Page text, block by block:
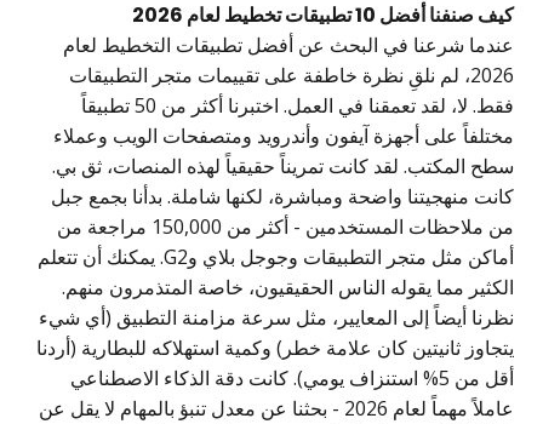
كيف صنفنا أفضل 10 تطبيقات تخطيط لعام 2026
عندما شرعنا في البحث عن أفضل تطبيقات التخطيط لعام
2026، لم نلقِ نظرة خاطفة على تقييمات متجر التطبيقات
فقط. لا، لقد تعمقنا في العمل. اختبرنا أكثر من 50 تطبيقاً
مختلفاً على أجهزة آيفون وأندرويد ومتصفحات الويب وعملاء
سطح المكتب. لقد كانت تمريناً حقيقياً لهذه المنصات، ثق بي.
كانت منهجيتنا واضحة ومباشرة، لكنها شاملة. بدأنا بجمع جبل
من ملاحظات المستخدمين - أكثر من 150,000 مراجعة من
أماكن مثل متجر التطبيقات وجوجل بلاي وG2. يمكنك أن تتعلم
الكثير مما يقوله الناس الحقيقيون، خاصة المتذمرون منهم.
نظرنا أيضاً إلى المعايير، مثل سرعة مزامنة التطبيق (أي شيء
يتجاوز ثانيتين كان علامة خطر) وكمية استهلاكه للبطارية (أردنا
أقل من 5% استنزاف يومي). كانت دقة الذكاء الاصطناعي
عاملاً مهماً لعام 2026 - بحثنا عن معدل تنبؤ بالمهام لا يقل عن